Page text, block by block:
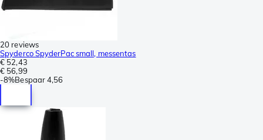
20 reviews
Spyderco SpyderPac small, messentas
€ 52,43
€ 56,99
-8%Bespaar4,56